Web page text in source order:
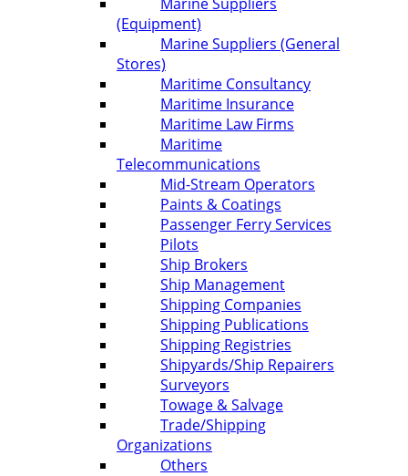
(Equipment)
Marine Suppliers (General
Stores)
Maritime Consultancy
Maritime Insurance
Maritime Law Firms
Maritime
Telecommunications
Mid-Stream Operators
Paints & Coatings
Passenger Ferry Services
Pilots
Ship Brokers
Ship Management
Shipping Companies
Shipping Publications
Shipping Registries
Shipyards/Ship Repairers
Surveyors
Towage & Salvage
Trade/Shipping
Organizations
Others